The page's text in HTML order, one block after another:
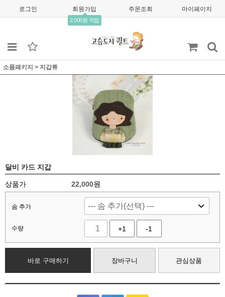
로그인 회원가입
2,000원 적립
주문조회 마이페이지
소품패키지 > 지갑류
달비 카드 지갑
상품가 22,000원
솜 추가
수량 +1 -1
바로 구매하기 장바구니 관심상품